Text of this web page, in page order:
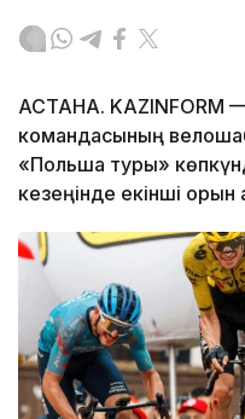
АСТАНА. KAZINFORM
командасының
«Польша туры»
кезеңінде екінші орын